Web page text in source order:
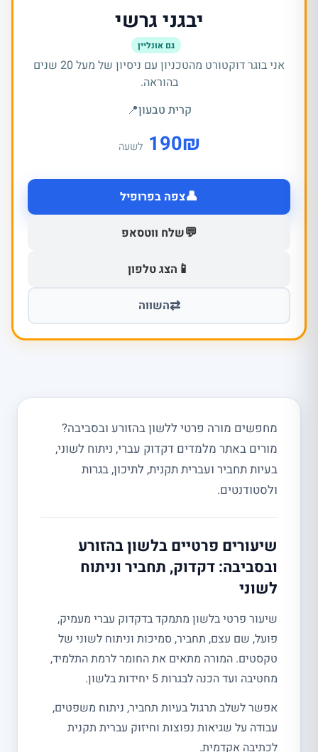
יבגני גרשי
גם אונליין
אני בוגר דוקטורט מהטכניון עם ניסיון של מעל 20 שנים
בהוראה.
קרית טבעון📍
₪
190 לשעה
👤צפה בפרופיל
💬שלח ווטסאפ
📱 הצג טלפון
⇄השווה
מחפשים מורה פרטי ללשון בהזורע ובסביבה?
מורים באתר מלמדים דקדוק עברי, ניתוח לשוני,
בעיות תחביר ועברית תקנית, לתיכון, בגרות
ולסטודנטים.
שיעורים פרטיים בלשון בהזורע
ובסביבה: דקדוק, תחביר וניתוח
לשוני
שיעור פרטי בלשון מתמקד בדקדוק עברי מעמיק,
פועל, שם עצם, תחביר, סמיכות וניתוח לשוני של
טקסטים. המורה מתאים את החומר לרמת התלמיד,
מחטיבה ועד הכנה לבגרות 5 יחידות בלשון.
אפשר לשלב תרגול בעיות תחביר, ניתוח משפטים,
עבודה על שגיאות נפוצות וחיזוק עברית תקנית
לכתיבה אקדמית.